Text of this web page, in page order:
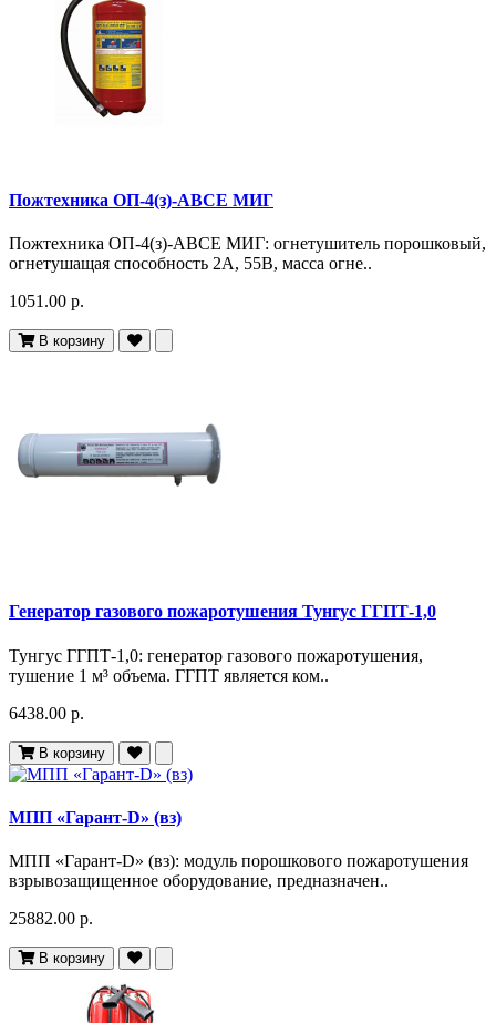
Пожтехника ОП-4(з)-АВСЕ МИГ
Пожтехника ОП-4(з)-АВСЕ МИГ: огнетушитель порошковый,
огнетушащая способность 2А, 55В, масса огне..
1051.00 р.
В корзину
Генератор газового пожаротушения Тунгус ГГПТ-1,0
Тунгус ГГПТ-1,0: генератор газового пожаротушения,
тушение 1 м³ объема. ГГПТ является ком..
6438.00 р.
В корзину
МПП «Гарант-D» (вз)
МПП «Гарант-D» (вз): модуль порошкового пожаротушения
взрывозащищенное оборудование, предназначен..
25882.00 р.
В корзину